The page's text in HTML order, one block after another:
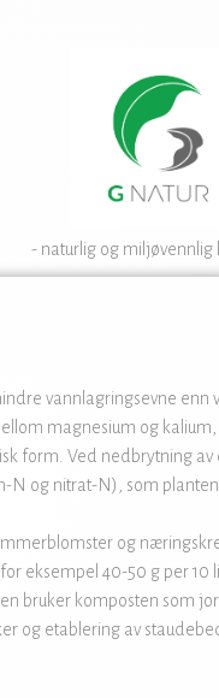
- naturlig og miljøvennlig
vannlagringsevne
magnesium og
form. Ved nedbrytning
N og nitrat-N), som
og
eksempel 40-50 g per
bruker komposten som
og etablering av